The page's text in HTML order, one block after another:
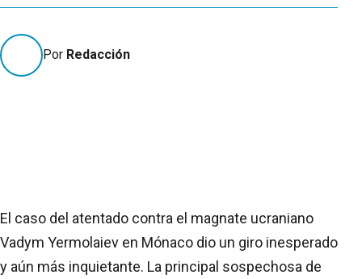
Por Redacción
El caso del atentado contra el magnate ucraniano
Vadym Yermolaiev en Mónaco dio un giro inesperado
y aún más inquietante. La principal sospechosa de